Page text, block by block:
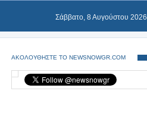
Σάββατο, 8 Αυγούστου 2026
ΑΚΟΛΟΥΘΗΣΤΕ ΤΟ NEWSNOWGR.COM